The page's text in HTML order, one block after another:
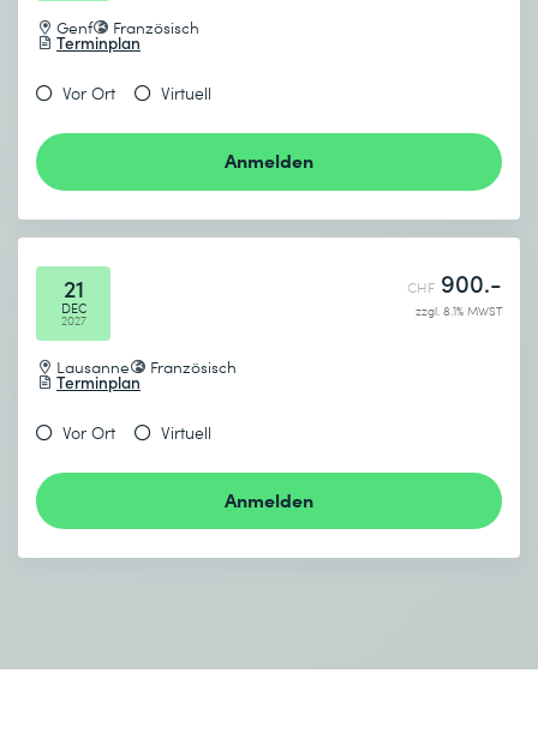
Genf Französisch
Terminplan
Vor Ort Virtuell
Anmelden
21
DEC
2027
Lausanne Französisch
Terminplan
CHF 900.-
zzgl. 8.1% MWST
Vor Ort Virtuell
Anmelden